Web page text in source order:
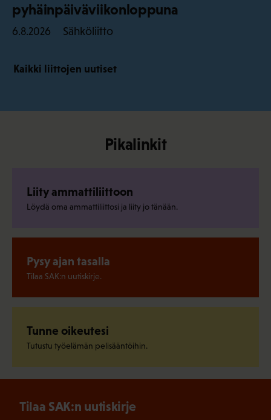
pyhäinpäiväviikonloppuna
6.8.2026 Sähköliitto
Kaikki liittojen uutiset
Pikalinkit
Liity ammattiliittoon
Löydä oma ammattiliittosi ja liity jo tänään.
Pysy ajan tasalla
Tilaa SAK:n uutiskirje.
Tunne oikeutesi
Tutustu työelämän pelisääntöihin.
Tilaa SAK:n uutiskirje